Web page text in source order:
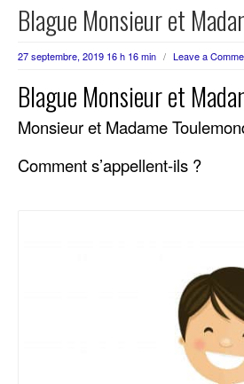
Blague Monsieur et
27 septembre, 2019 16 h 16 min / Leave a
Blague Monsieur et
Monsieur et Madame
Comment s’appellent-ils ?